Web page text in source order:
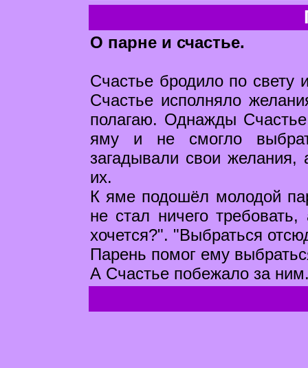
О парне и счастье.
Счастье бродило по свету
Счастье исполняло
полагаю. Однажды
яму и не смогло
загадывали свои желания,
их.
К яме подошёл молодой
не стал ничего
хочется?". "Выбраться
Парень помог ему
А Счастье побежало за